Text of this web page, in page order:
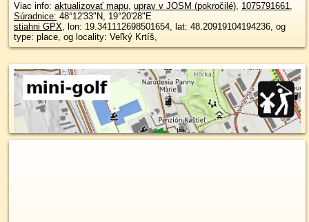
Viac info: aktualizovať mapu, uprav v JOSM (pokročilé), 1075791661,
Súradnice: 48°12'33"N, 19°20'28"E
stiahni GPX, lon: 19.341112698501654, lat: 48.20919104194236, og
type: place, og locality: Veľký Krtíš,